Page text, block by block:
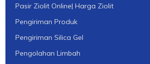
Pasir Ziolit Online| Harga Ziolit
Pengiriman Produk
Pengiriman Silica Gel
Pengolahan Limbah